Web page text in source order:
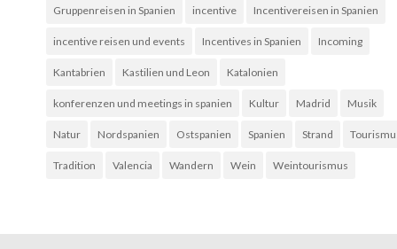
Gruppenreisen in Spanien incentive Incentivereisen in Spanien
incentive reisen und events Incentives in Spanien Incoming
Kantabrien Kastilien und Leon Katalonien
konferenzen und meetings in spanien Kultur Madrid Musik
Natur Nordspanien Ostspanien Spanien Strand
Tradition Valencia Wandern Wein Weintourismus